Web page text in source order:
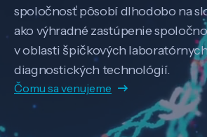
spoločnosť pôsobí dlhodobo na
ako výhradné zastúpenie
v oblasti špičkových
diagnostických technológií.
Čomu sa venujeme